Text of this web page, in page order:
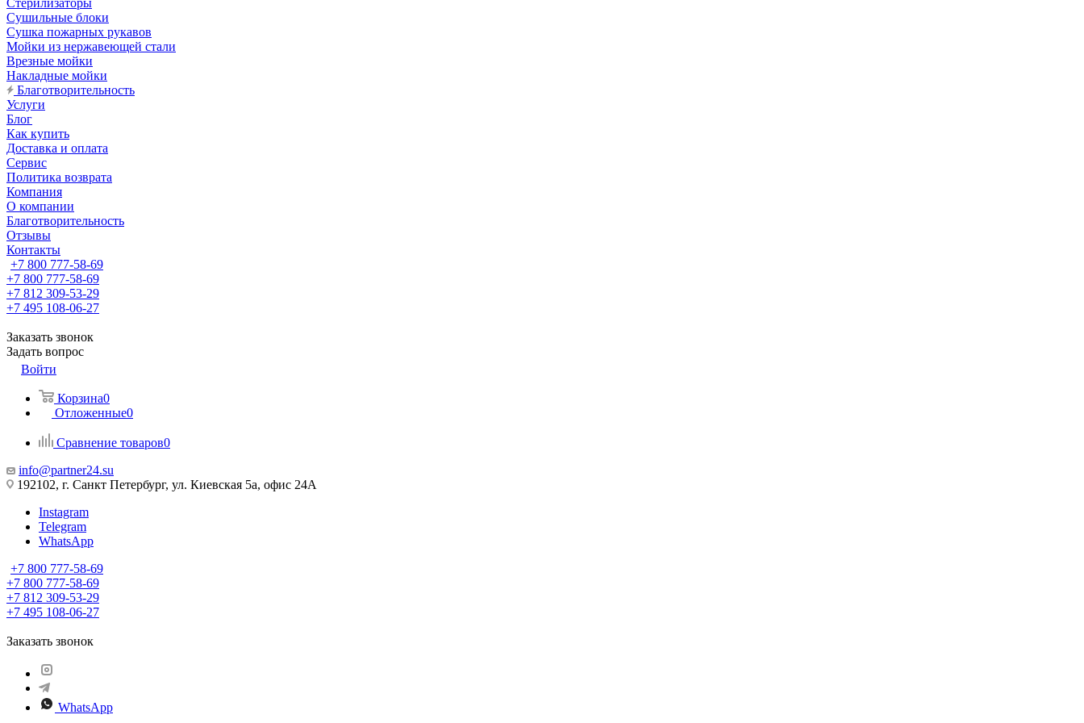
Стерилизаторы
Сушильные блоки
Сушка пожарных рукавов
Мойки из нержавеющей стали
Врезные мойки
Накладные мойки
Благотворительность
Услуги
Блог
Как купить
Доставка и оплата
Сервис
Политика возврата
Компания
О компании
Благотворительность
Отзывы
Контакты
+7 800 777-58-69
+7 800 777-58-69
+7 812 309-53-29
+7 495 108-06-27
Заказать звонок
Задать вопрос
Войти
Корзина0
Отложенные0
Сравнение товаров0
info@partner24.su
192102, г. Санкт Петербург, ул. Киевская 5а, офис 24А
Instagram
Telegram
WhatsApp
+7 800 777-58-69
+7 800 777-58-69
+7 812 309-53-29
+7 495 108-06-27
Заказать звонок
WhatsApp